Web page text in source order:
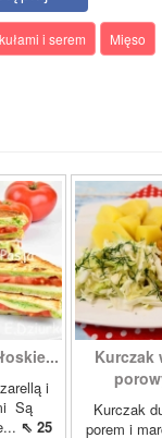
i serem Mięso
i
Są
⇖ 25
Kurczak
Kurczak
porem i